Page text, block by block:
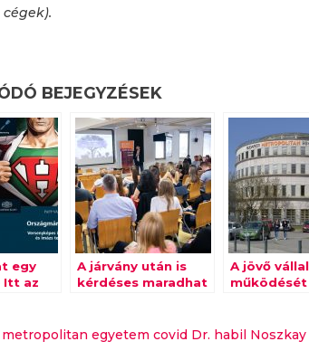
BEJEGYZÉSEK
egy
Itt az
A járvány után is
kérdéses maradhat
biztonsága
A jövő
működését
egyetem covid Dr. habil